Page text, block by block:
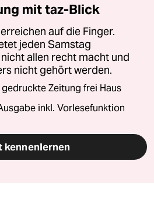
mit taz-Blick
auf die Finger.
jeden Samstag
allen recht macht und
nicht gehört werden.
Zeitung frei Haus
inkl. Vorlesefunktion
kennenlernen